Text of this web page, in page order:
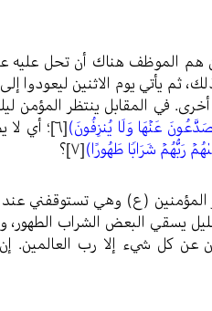
الموظف هناك أن تحل عليه
ثم يأتي يوم الاثنين ليعودوا
أخرى. في المقابل ينتظر
عَنۡهَا وَلَا يُنزِفُونَ)[٦]
؛ أي لا
رَبُّهُمۡ شَرَابࣰا طَهُورًا)[٧] ؟
المؤمنين (ع) وهي تستوقفني
يسقي البعض الشراب
عن كل شيء إلا رب